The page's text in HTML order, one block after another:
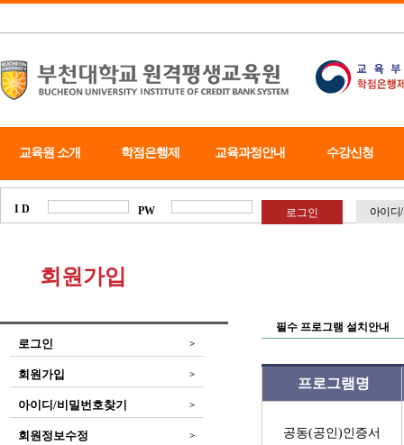
교육원 소개 학점은행제 교육과정안내 수강신청
I D PW 아이디
회원가입
로그인 >
회원가입 >
아이디/비밀번호찾기 >
회원정보수정 >
필수 프로그램 설치안내
프로그램명
공동(공인)인증서